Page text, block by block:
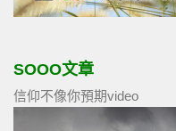
SOOO文章
信仰不像你預期video